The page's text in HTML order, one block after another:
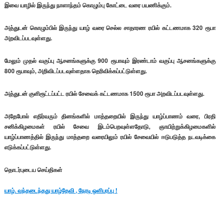
இவை யாழில் இருந்து நாளாந்தம் கொழும்பு கோட்டை வரை பயணிக்கும்.
அத்துடன் கொழும்பில் இருந்து யாழ் வரை செல்ல சாதாரண ரயில் கட்டணமாக 320 ரூபா
அறவிடப்படவுள்ளது.
மேலும் முதல் வகுப்பு ஆசனங்களுக்கு 900 ரூபாவும் இரண்டாம் வகுப்பு ஆசனங்களுக்கு
800 ரூபாவும், அறிவிடப்படவுள்ளதாக தெரிவிக்கப்பட்டுள்ளது.
அத்துடன் குளிரூட்டப்பட்ட ரயில் சேவைக் கட்டணமாக 1500 ரூபா அறவிடப்படவுள்ளது.
அதேபோல் எதிர்வரும் தினங்களில் மாத்தறையில் இருந்து யாழ்ப்பாணம் வரை, பிரதி
சனிக்கிழமைகள் ரயில் சேவை இடம்பெறவுள்ளதோடு, ஞாயிற்றுக்கிழமைகளில்
யாழ்ப்பாணத்தில் இருந்து மாத்தறை வரையிலும் ரயில் சேவையில் ஈடுபடுத்த நடவடிக்கை
எடுக்கப்பட்டுள்ளது.
தொடர்புடைய செய்திகள்
யாழ். வந்தடைந்தது யாழ்தேவி , நேரடி ஒளிபரப்பு !